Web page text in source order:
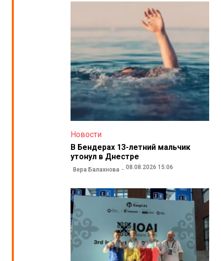
Новости
В Бендерах 13-летний мальчик
утонул в Днестре
Вера Балахнова 08.08.2026 15:06